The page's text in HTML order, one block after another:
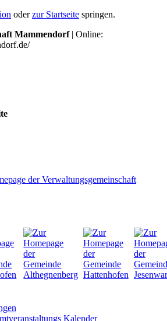
oderzur Startseite springen.
Mammendorf| Online:
Kalender